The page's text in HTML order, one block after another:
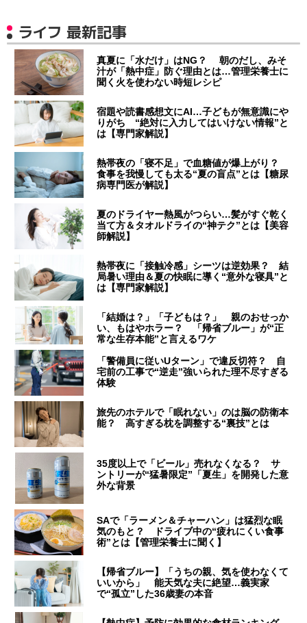
ライフ 最新記事
真夏に「水だけ」はNG？ 朝のだし、みそ
汁が「熱中症」防ぐ理由とは…管理栄養士に
聞く火を使わない時短レシピ
宿題や読書感想文にAI…子どもが無意識にや
りがち “絶対に入力してはいけない情報”と
は【専門家解説】
熱帯夜の「寝不足」で血糖値が爆上がり？
食事を我慢しても太る“夏の盲点”とは【糖尿
病専門医が解説】
夏のドライヤー熱風がつらい…髪がすぐ乾く
当て方＆タオルドライの“神テク”とは【美容
師解説】
熱帯夜に「接触冷感」シーツは逆効果？ 結
局暑い理由＆夏の快眠に導く“意外な寝具”と
は【専門家解説】
「結婚は？」「子どもは？」 親のおせっか
い、もはやホラー？ 「帰省ブルー」が“正
常な生存本能”と言えるワケ
「警備員に従いUターン」で違反切符？ 自
宅前の工事で“逆走”強いられた理不尽すぎる
体験
旅先のホテルで「眠れない」のは脳の防衛本
能？ 高すぎる枕を調整する“裏技”とは
35度以上で「ビール」売れなくなる？ サ
ントリーが“猛暑限定”「夏生」を開発した意
外な背景
SAで「ラーメン＆チャーハン」は猛烈な眠
気のもと？ ドライブ中の“疲れにくい食事
術”とは【管理栄養士に聞く】
【帰省ブルー】「うちの親、気を使わなくて
いいから」 能天気な夫に絶望…義実家
で“孤立”した36歳妻の本音